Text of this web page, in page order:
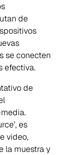
de
se conecten
efectiva.
de
.
, es
video,
la muestra y